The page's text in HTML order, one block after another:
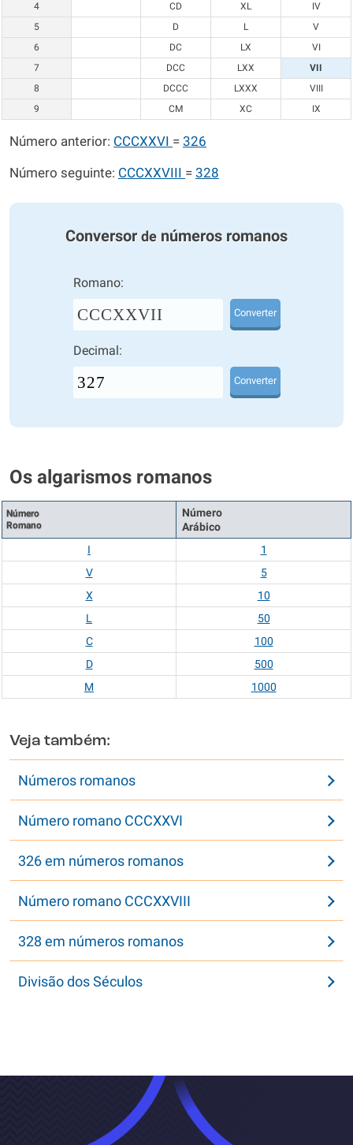
4
CD XL
IV
5
D L
V
6
DC LX
VI
7
DCC LXX
VII
8
DCCC LXXX
VIII
9
CM XC IX
Número anterior: CCCXXVI = 326
Número seguinte: CCCXXVIII = 328
Conversor de números romanos
Romano:
CCCXXVII Converter
Decimal:
Converter
Os algarismos romanos
Número
Romano
Número
Arábico
I
1
V
5
X
10
L
50
C
100
D
500
M
1000
Veja também:
Números romanos
Número romano CCCXXVI
326 em números romanos
Número romano CCCXXVIII
328 em números romanos
Divisão dos Séculos